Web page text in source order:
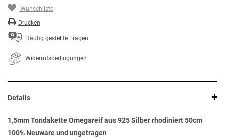
Wunschliste
Drucken
Häufig gestellte Fragen
Widerrufsbedingungen
Details
1,5mm Tondakette Omegareif aus 925 Silber rhodiniert 50cm
100% Neuware und ungetragen